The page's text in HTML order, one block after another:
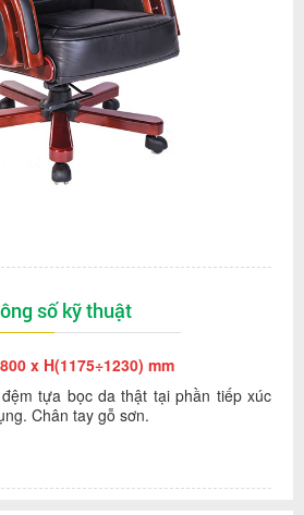
số kỹ thuật
x H(1175÷1230) mm
tựa bọc da thật tại phần tiếp xúc
Chân tay gỗ sơn.